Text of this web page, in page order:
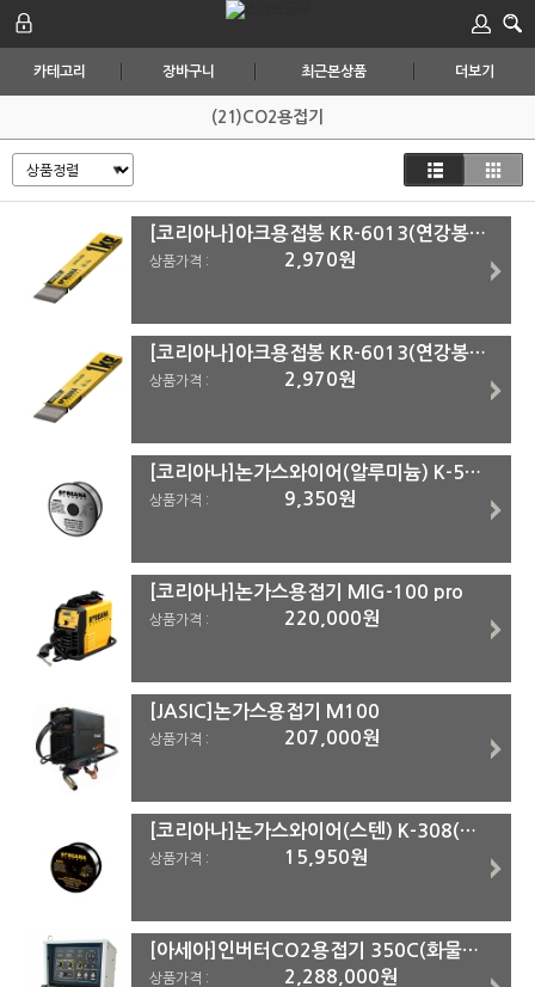
카테고리 장바구니 최근본상품 더보기
(21)CO2용접기
[코리아나]아크용접봉 KR-6013(연강봉) 3.2mm*1Kg
상품가격 : 2,970원
[코리아나]아크용접봉 KR-6013(연강봉) 2.6mm*1Kg
상품가격 : 2,970원
[코리아나]논가스와이어(알루미늄) K-5356(MIG-100용)(0.9mm)
상품가격 : 9,350원
[코리아나]논가스용접기 MIG-100 pro
상품가격 : 220,000원
[JASIC]논가스용접기 M100
상품가격 : 207,000원
[코리아나]논가스와이어(스텐) K-308(MIG-100D용)(0.9mm)
상품가격 : 15,950원
[아세아]인버터CO2용접기 350C(화물착불)
상품가격 : 2,288,000원